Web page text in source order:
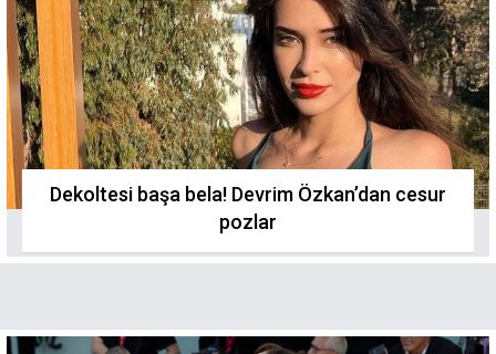
Dekoltesi başa bela! Devrim Özkan’dan cesur
pozlar